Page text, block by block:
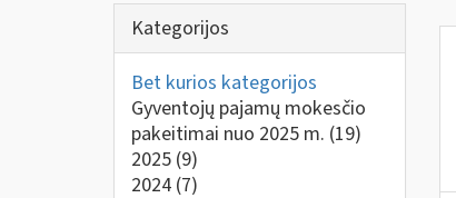
Kategorijos
Bet kurios kategorijos
Gyventojų pajamų mokesčio
pakeitimai nuo 2025 m. (19)
2025 (9)
2024 (7)